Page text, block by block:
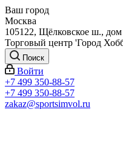
Ваш город
Москва
105122, Щёлковское ш.,
Торговый центр 'Город
Поиск
Войти
+7 499 350-88-57
+7 499 350-88-57
zakaz@sportsimvol.ru